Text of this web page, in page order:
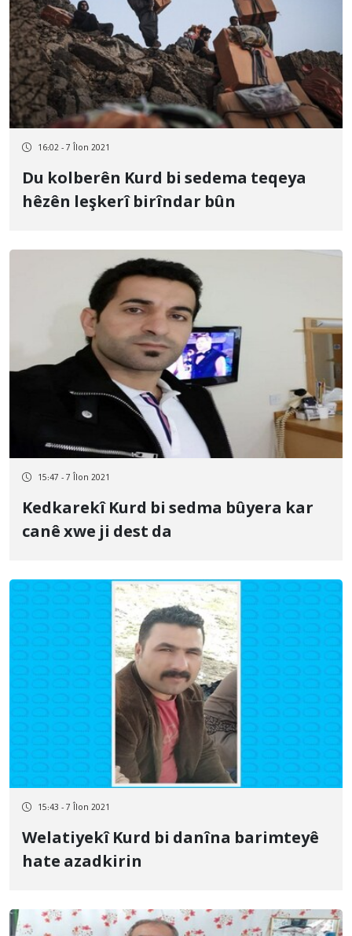
16:02 - 7 Îlon 2021
Du kolberên Kurd bi sedema teqeya
hêzên leşkerî birîndar bûn
15:47 - 7 Îlon 2021
Kedkarekî Kurd bi sedma bûyera kar
canê xwe ji dest da
15:43 - 7 Îlon 2021
Welatiyekî Kurd bi danîna barimteyê
hate azadkirin